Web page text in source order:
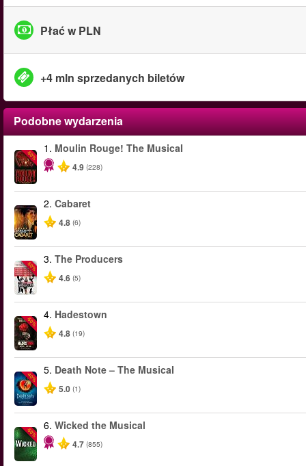
Płać w PLN
+4 mln sprzedanych biletów
Podobne wydarzenia
-50%
1. Moulin Rouge! The Musical
4.9 (228)
2. Cabaret
4.8 (6)
-50%
3. The Producers
4.6 (5)
-50%
4. Hadestown
4.8 (19)
-40%
5. Death Note – The Musical
5.0 (1)
-50%
6. Wicked the Musical
4.7 (855)